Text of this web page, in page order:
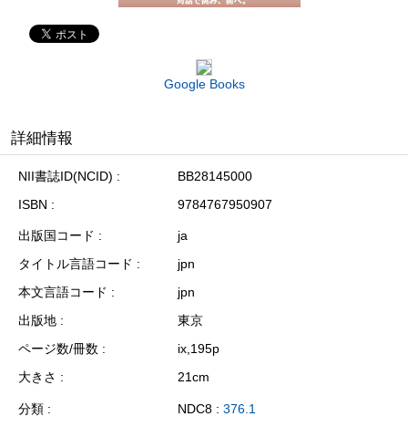
Google Books
詳細情報
NII書誌ID(NCID)
BB28145000
ISBN
9784767950907
出版国コード
ja
タイトル言語コード
jpn
本文言語コード
jpn
出版地
東京
ページ数/冊数
ix,195p
大きさ
21cm
分類 NDC8 : 376.1